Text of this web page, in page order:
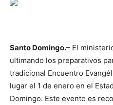
Santo Domingo.– El
ultimando los preparativos
tradicional Encuentro
lugar el 1 de enero en el
Domingo. Este evento es